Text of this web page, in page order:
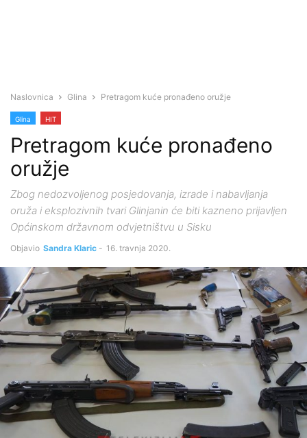
Naslovnica Glina Pretragom kuće pronađeno oružje
Glina HIT
Pretragom kuće pronađeno
oružje
Zbog nedozvoljenog posjedovanja, izrade i nabavljanja
oruža i eksplozivnih tvari Glinjanin će biti kazneno prijavljen
Općinskom državnom odvjetništvu u Sisku
Objavio Sandra Klaric - 16. travnja 2020.